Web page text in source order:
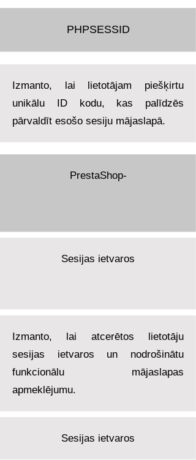
PHPSESSID
Izmanto, lai lietotājam piešķirtu
unikālu ID kodu, kas palīdzēs
pārvaldīt esošo sesiju mājaslapā.
PrestaShop-
Sesijas ietvaros
Izmanto, lai atcerētos lietotāju
sesijas ietvaros un nodrošinātu
funkcionālu mājaslapas
apmeklējumu.
Sesijas ietvaros